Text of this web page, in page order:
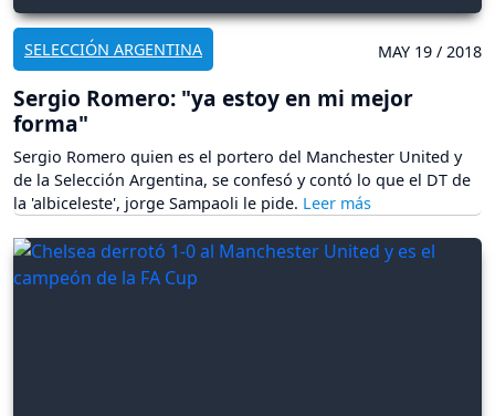
SELECCIÓN ARGENTINA MAY 19 / 2018
Sergio Romero: "ya estoy en mi mejor
forma"
Sergio Romero quien es el portero del Manchester United y
de la Selección Argentina, se confesó y contó lo que el DT de
la 'albiceleste', jorge Sampaoli le pide.